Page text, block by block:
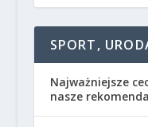
SPORT,
Najważniejsze
nasze